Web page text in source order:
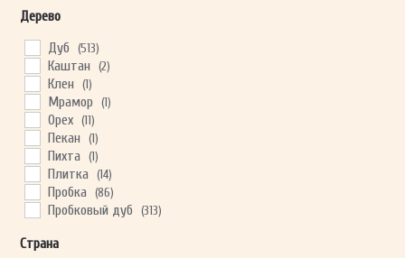
Французская ёлка
Дерево
Дуб
(513)
Каштан (2)
Клен (1)
Мрамор (1)
Орех (11)
Пекан (1)
Пихта (1)
Плитка (14)
Пробка (86)
Пробковый дуб (313)
Хэмлок
Страна